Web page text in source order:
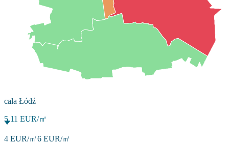
cała Łódź
5,11 EUR/㎡
4 EUR/㎡6 EUR/㎡